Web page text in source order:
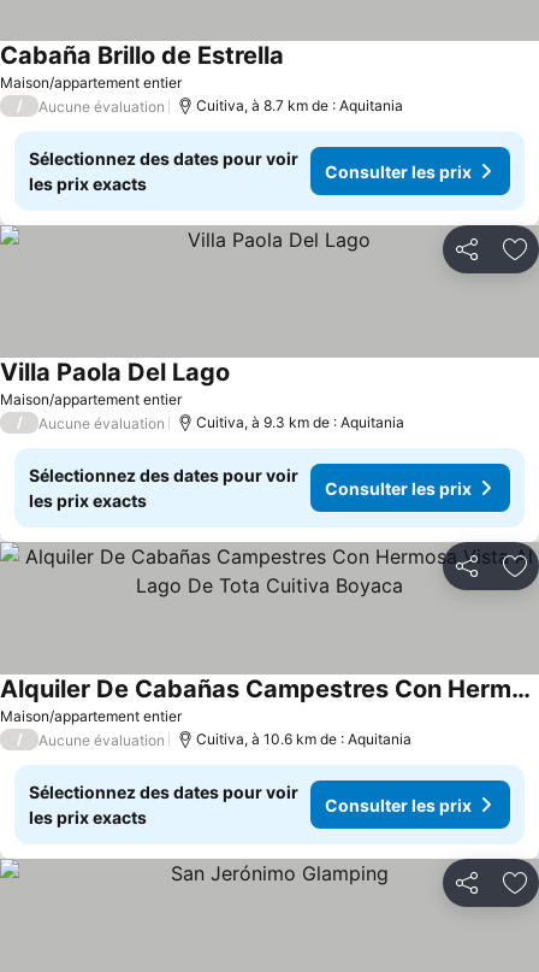
Maison/appartement entier
Cabaña Brillo de Estrella
/ Aucune évaluation Cuitiva, à 8.7 km de : Aquitania
Sélectionnez des dates pour voir
les prix exacts
Consulter les prix
Partager
Maison/appartement entier
Villa Paola Del Lago
/ Aucune évaluation Cuitiva, à 9.3 km de : Aquitania
Sélectionnez des dates pour voir
les prix exacts
Consulter les prix
Partager
Maison/appartement entier
Alquiler De Cabañas Campestres Con Hermosa Vista Al Lago De Tota Cuitiva Boyaca
/ Aucune évaluation Cuitiva, à 10.6 km de : Aquitania
Sélectionnez des dates pour voir
les prix exacts
Consulter les prix
Partager